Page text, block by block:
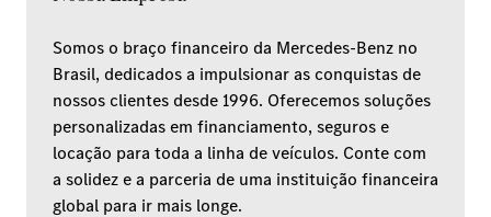
Somos o braço financeiro da Mercedes-Benz no
Brasil, dedicados a impulsionar as conquistas de
nossos clientes desde 1996. Oferecemos soluções
personalizadas em financiamento, seguros e
locação para toda a linha de veículos. Conte com
a solidez e a parceria de uma instituição financeira
global para ir mais longe.